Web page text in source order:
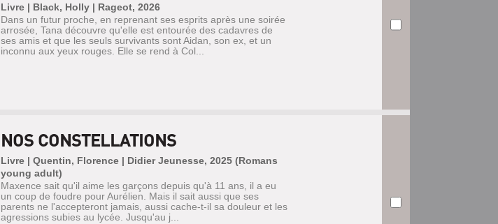
Livre | Black, Holly | Rageot, 2026
Dans un futur proche, en reprenant ses esprits après une soirée
arrosée, Tana découvre qu'elle est entourée des cadavres de
ses amis et que les seuls survivants sont Aidan, son ex, et un
inconnu aux yeux rouges. Elle se rend à Col...
NOS CONSTELLATIONS
Livre | Quentin, Florence | Didier Jeunesse, 2025 (Romans
young adult)
Maxence sait qu'il aime les garçons depuis qu'à 11 ans, il a eu
un coup de foudre pour Aurélien. Mais il sait aussi que ses
parents ne l'accepteront jamais, aussi cache-t-il sa douleur et les
agressions subies au lycée. Jusqu'au j...